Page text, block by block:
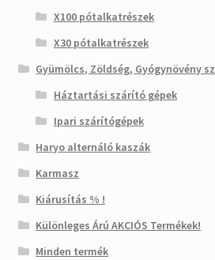
X100 pótalkatrészek
X30 pótalkatrészek
Gyümölcs, Zöldség, Gyógynövény
Háztartási szárító gépek
Ipari szárítógépek
Haryo alternáló kaszák
Karmasz
Kiárusítás % !
Különleges Árú AKCIÓS Termékek!
Minden termék